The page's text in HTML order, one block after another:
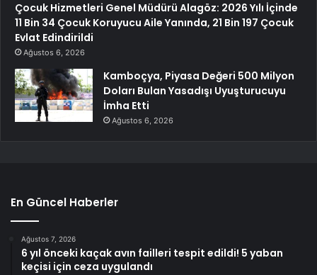
Çocuk Hizmetleri Genel Müdürü Alagöz: 2026 Yılı İçinde
11 Bin 34 Çocuk Koruyucu Aile Yanında, 21 Bin 197 Çocuk
Evlat Edindirildi
Ağustos 6, 2026
Kamboçya, Piyasa Değeri 500 Milyon
Doları Bulan Yasadışı Uyuşturucuyu
İmha Etti
Ağustos 6, 2026
En Güncel Haberler
Ağustos 7, 2026
6 yıl önceki kaçak avın failleri tespit edildi! 5 yaban
keçisi için ceza uygulandı